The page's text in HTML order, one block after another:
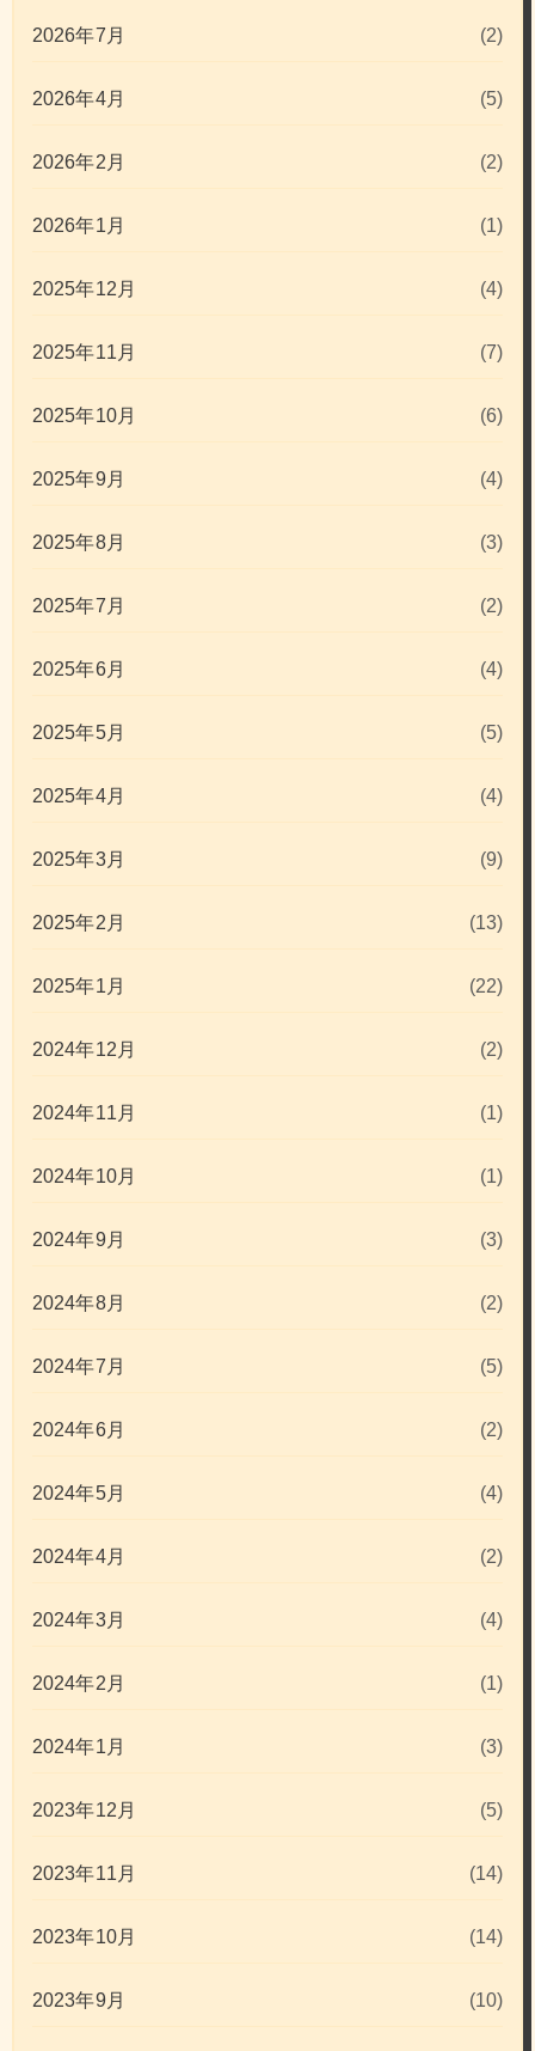
2026年7月 (2)
2026年4月 (5)
2026年2月 (2)
2026年1月 (1)
2025年12月 (4)
2025年11月 (7)
2025年10月 (6)
2025年9月 (4)
2025年8月 (3)
2025年7月 (2)
2025年6月 (4)
2025年5月 (5)
2025年4月 (4)
2025年3月 (9)
2025年2月 (13)
2025年1月 (22)
2024年12月 (2)
2024年11月 (1)
2024年10月 (1)
2024年9月 (3)
2024年8月 (2)
2024年7月 (5)
2024年6月 (2)
2024年5月 (4)
2024年4月 (2)
2024年3月 (4)
2024年2月 (1)
2024年1月 (3)
2023年12月 (5)
2023年11月 (14)
2023年10月 (14)
2023年9月 (10)